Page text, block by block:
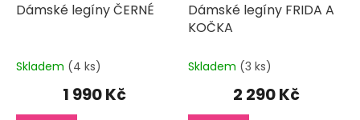
Dámské legíny ČERNÉ
Skladem (4 ks)
1 990 Kč
Dámské legíny FRIDA A
KOČKA
Skladem (3 ks)
2 290 Kč